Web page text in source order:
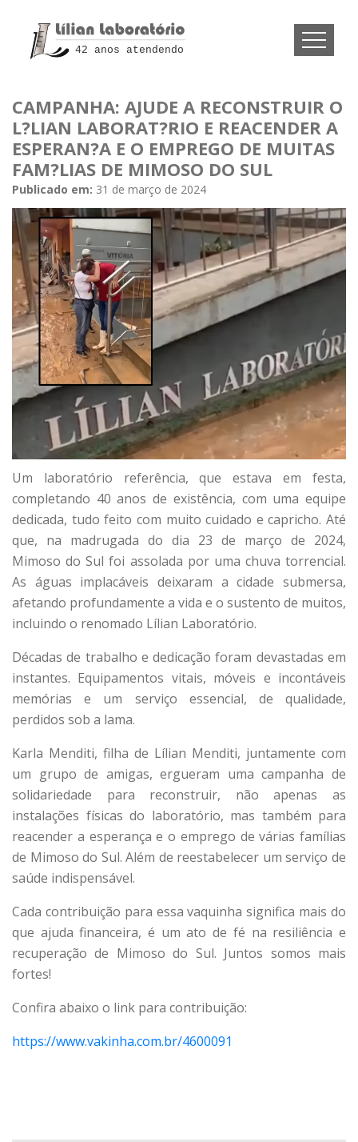
42 anos atendendo
CAMPANHA: AJUDE A RECONSTRUIR O
L?LIAN LABORAT?RIO E REACENDER A
ESPERAN?A E O EMPREGO DE MUITAS
FAM?LIAS DE MIMOSO DO SUL
Publicado em: 31 de março de 2024
Um laboratório referência, que estava em festa,
completando 40 anos de existência, com uma equipe
dedicada, tudo feito com muito cuidado e capricho. Até
que, na madrugada do dia 23 de março de 2024,
Mimoso do Sul foi assolada por uma chuva torrencial.
As águas implacáveis deixaram a cidade submersa,
afetando profundamente a vida e o sustento de muitos,
incluindo o renomado Lílian Laboratório.
Décadas de trabalho e dedicação foram devastadas em
instantes. Equipamentos vitais, móveis e incontáveis
memórias e um serviço essencial, de qualidade,
perdidos sob a lama.
Karla Menditi, filha de Lílian Menditi, juntamente com
um grupo de amigas, ergueram uma campanha de
solidariedade para reconstruir, não apenas as
instalações físicas do laboratório, mas também para
reacender a esperança e o emprego de várias famílias
de Mimoso do Sul. Além de reestabelecer um serviço de
saúde indispensável.
Cada contribuição para essa vaquinha significa mais do
que ajuda financeira, é um ato de fé na resiliência e
recuperação de Mimoso do Sul. Juntos somos mais
fortes!
Confira abaixo o link para contribuição:
https://www.vakinha.com.br/4600091